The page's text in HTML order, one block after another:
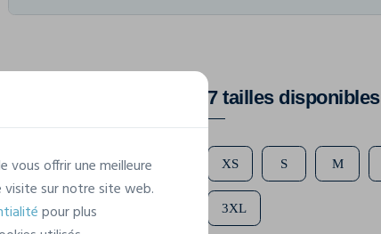
Clique
028237
7 tailles disponibles
XS S M
3XL
vous offrir une meilleure
visite sur notre site web.
pour plus